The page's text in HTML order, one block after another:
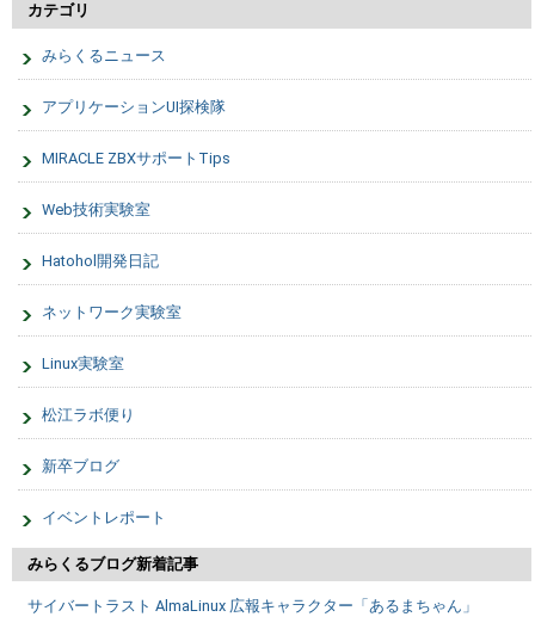
カテゴリ
みらくるニュース
アプリケーションUI探検隊
MIRACLE ZBXサポートTips
Web技術実験室
Hatohol開発日記
ネットワーク実験室
Linux実験室
松江ラボ便り
新卒ブログ
イベントレポート
みらくるブログ新着記事
サイバートラスト AlmaLinux 広報キャラクター「あるまちゃん」